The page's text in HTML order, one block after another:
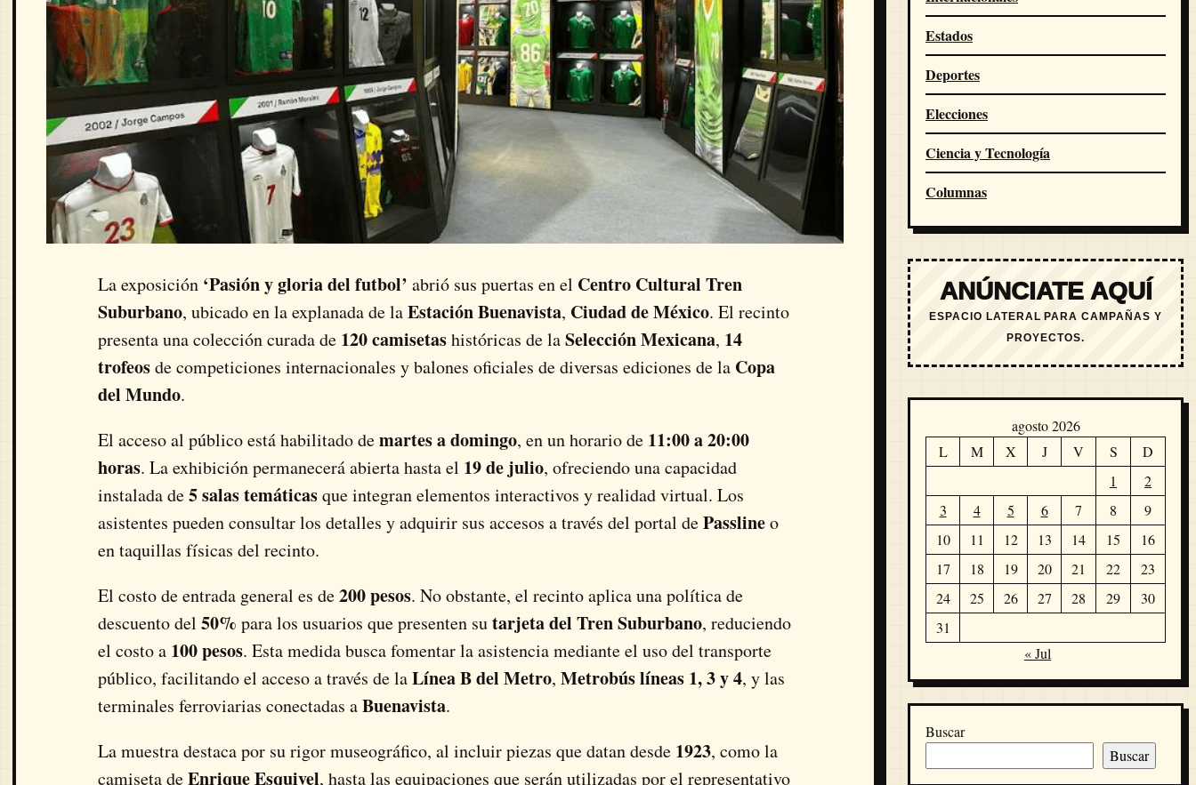
La exposición ‘Pasión y gloria del futbol’ abrió sus puertas en el Centro Cultural Tren
Suburbano, ubicado en la explanada de laEstación Buenavista, Ciudad de México. El recinto
presenta una colección curada de 120 camisetashistóricas de laSelección Mexicana, 14
trofeosde competiciones internacionales y balones oficiales de diversas ediciones de la Copa
del Mundo.
El acceso al público está habilitado demartes a domingo, en un horario de 11:00 a 20:00
horas. La exhibición permanecerá abierta hasta el 19 de julio, ofreciendo una capacidad
instalada de5 salas temáticasque integran elementos interactivos y realidad virtual. Los
asistentes pueden consultar los detalles y adquirir sus accesos a través del portal dePasslineo
en taquillas físicas del recinto.
El costo de entrada general es de200 pesos. No obstante, el recinto aplica una política de
descuento del 50% para los usuarios que presenten sutarjeta del Tren Suburbano, reduciendo
el costo a 100 pesos. Esta medida busca fomentar la asistencia mediante el uso del transporte
público, facilitando el acceso a través de laLínea B del Metro, Metrobús líneas 1, 3 y 4, y las
terminales ferroviarias conectadas aBuenavista.
La muestra destaca por su rigor museográfico, al incluir piezas que datan desde 1923, como la
camiseta deEnrique Esquivel, hasta las equipaciones que serán utilizadas por el representativo
Estados
Deportes
Elecciones
Ciencia y Tecnología
Columnas
ANÚNCIATE AQUÍ
ESPACIO LATERAL PARA CAMPAÑAS Y
PROYECTOS.
agosto 2026
L
M X J V S
D
1
2
3
4 5 6 7 8
9
10
11 12 13 14 15
16
17
18 19 20 21 22
23
24
25 26 27 28 29
30
31
« Jul
Buscar
Buscar